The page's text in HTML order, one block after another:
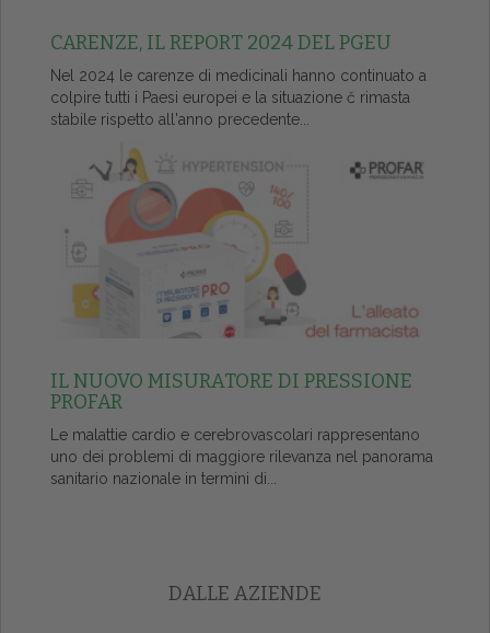
CARENZE, IL REPORT 2024 DEL PGEU
Nel 2024 le carenze di medicinali hanno continuato a
colpire tutti i Paesi europei e la situazione č rimasta
stabile rispetto all'anno precedente...
IL NUOVO MISURATORE DI PRESSIONE
PROFAR
Le malattie cardio e cerebrovascolari rappresentano
uno dei problemi di maggiore rilevanza nel panorama
sanitario nazionale in termini di...
DALLE AZIENDE